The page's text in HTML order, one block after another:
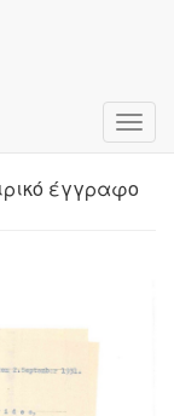
έγγραφο